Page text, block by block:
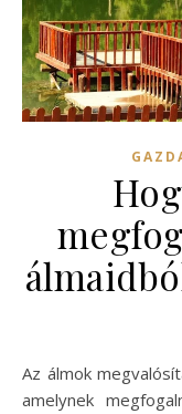
Az álmok megvalósítása sokszor távoli vágyálomnak tűnik,
amelynek